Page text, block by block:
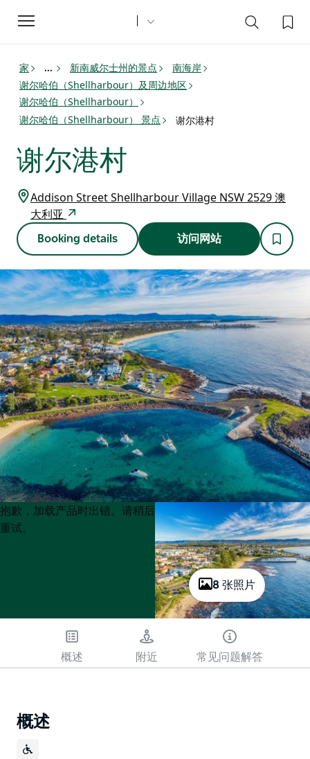
Toggle
navigation
家 ... 新南威尔士州的景点
南海岸
谢尔哈伯（Shellharbour）及周边地区
谢尔哈伯（Shellharbour）
谢尔哈伯（Shellharbour） 景点
谢尔港村
谢尔港村
Addison Street Shellharbour Village NSW 2529 澳
大利亚
Booking details 访问网站
8 张照片
Product
List
Product
List
抱歉，加载产品时出错。请稍后
重试。
概述 附近 常见问题解答
概述